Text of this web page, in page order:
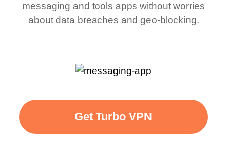
messaging and tools apps without worries
about data breaches and geo-blocking.
Get Turbo VPN